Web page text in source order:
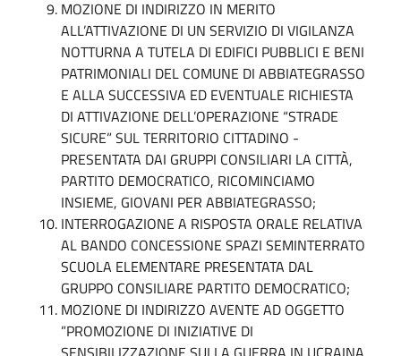
MOZIONE DI INDIRIZZO IN MERITO
ALL’ATTIVAZIONE DI UN SERVIZIO DI VIGILANZA
NOTTURNA A TUTELA DI EDIFICI PUBBLICI E BENI
PATRIMONIALI DEL COMUNE DI ABBIATEGRASSO
E ALLA SUCCESSIVA ED EVENTUALE RICHIESTA
DI ATTIVAZIONE DELL’OPERAZIONE “STRADE
SICURE” SUL TERRITORIO CITTADINO -
PRESENTATA DAI GRUPPI CONSILIARI LA CITTÀ,
PARTITO DEMOCRATICO, RICOMINCIAMO
INSIEME, GIOVANI PER ABBIATEGRASSO;
INTERROGAZIONE A RISPOSTA ORALE RELATIVA
AL BANDO CONCESSIONE SPAZI SEMINTERRATO
SCUOLA ELEMENTARE PRESENTATA DAL
GRUPPO CONSILIARE PARTITO DEMOCRATICO;
MOZIONE DI INDIRIZZO AVENTE AD OGGETTO
”PROMOZIONE DI INIZIATIVE DI